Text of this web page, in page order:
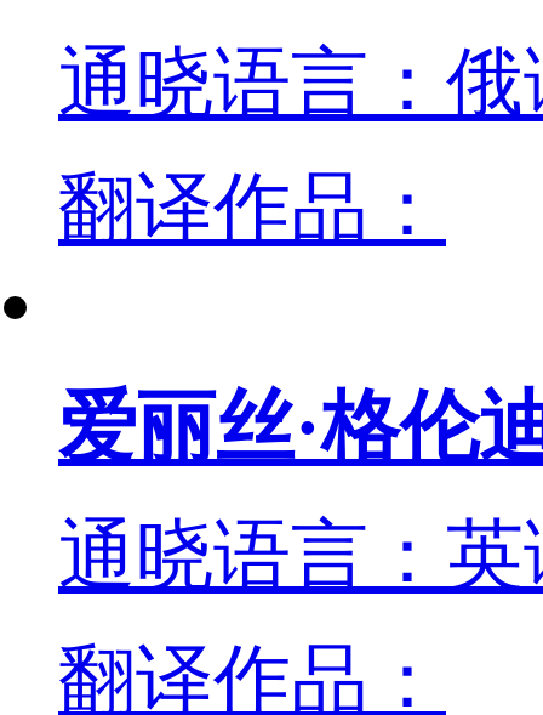
通晓语言：俄
翻译作品：
爱丽丝·格伦
通晓语言：英
翻译作品：